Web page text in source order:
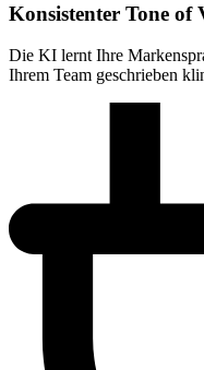
Konsistenter Tone of
Die KI lernt Ihre
Ihrem Team geschrieben